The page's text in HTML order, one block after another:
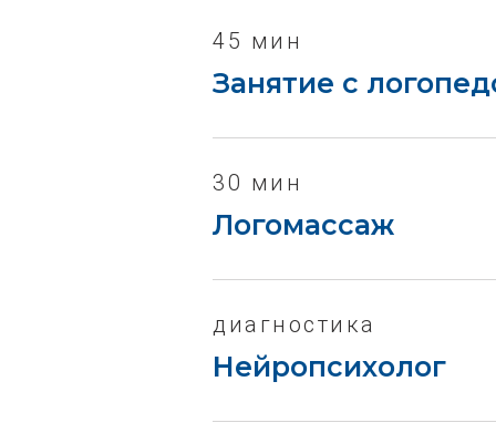
45 мин
Занятие с
30 мин
Логомассаж
диагностика
Нейропсихолог